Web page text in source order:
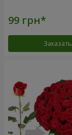
Заказать